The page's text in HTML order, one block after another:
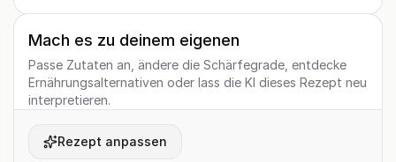
Mach es zu deinem eigenen
Passe Zutaten an, ändere die Schärfegrade, entdecke
Ernährungsalternativen oder lass die KI dieses Rezept neu
interpretieren.
Rezept anpassen